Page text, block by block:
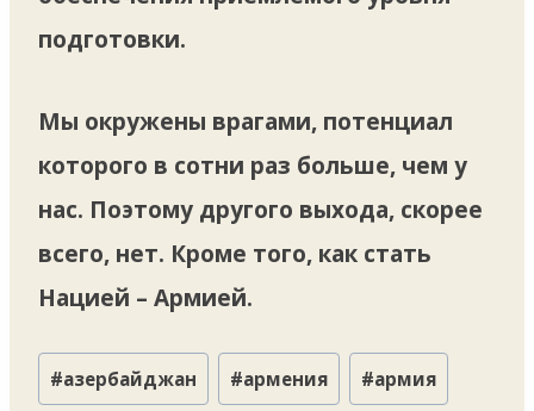
подготовки.
Мы окружены врагами, потенциал
которого в сотни раз больше, чем у
нас. Поэтому другого выхода, скорее
всего, нет. Кроме того, как стать
Нацией – Армией.
Метки
#азербайджан #армения #армия